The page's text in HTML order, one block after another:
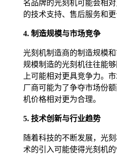
名品牌的光刻机可能会相
的技术支持、售后服务和更
4. 制造规模与市场竞争
光刻机制造商的制造规模
规模制造的光刻机往往能
上可能相对更具竞争力。
厂商可能为了争夺市场份
机价格相对更为合理。
5. 技术创新与行业趋势
随着科技的不断发展，光
术的引入可能使得光刻机